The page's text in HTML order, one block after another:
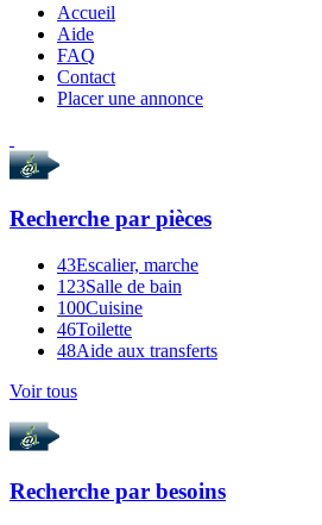
Accueil
Aide
FAQ
Contact
Placer une annonce
Recherche par pièces
43Escalier, marche
123Salle de bain
100Cuisine
46Toilette
48Aide aux transferts
Voir tous
Recherche par besoins